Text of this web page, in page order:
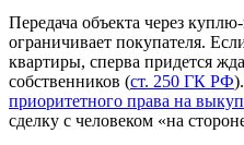
Передача объекта через
ограничивает покупателя.
квартиры, сперва придется
собственников (ст. 250 ГК РФ
приоритетного права на выкуп
сделку с человеком «на